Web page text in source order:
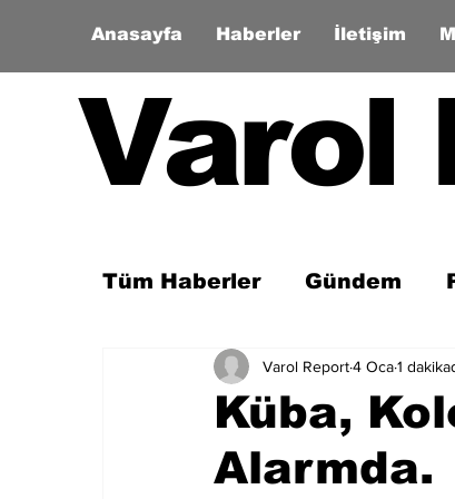
Anasayfa Haberler İletişim
Varol
Tüm Haberler Gündem
Son Dakika Zaman
Küba,
Alarmda.
Varol Report4 Oca1